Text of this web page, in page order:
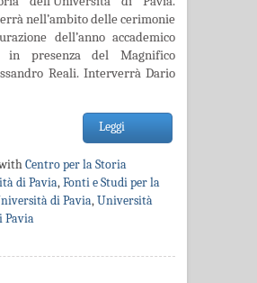
nell’ambito delle cerimonie
dell’anno accademico
in presenza del Magnifico
Reali. Interverrà Dario
Leggi
Centro per la Storia
di Pavia,Fonti e Studi per la
di Pavia,Università
Pavia